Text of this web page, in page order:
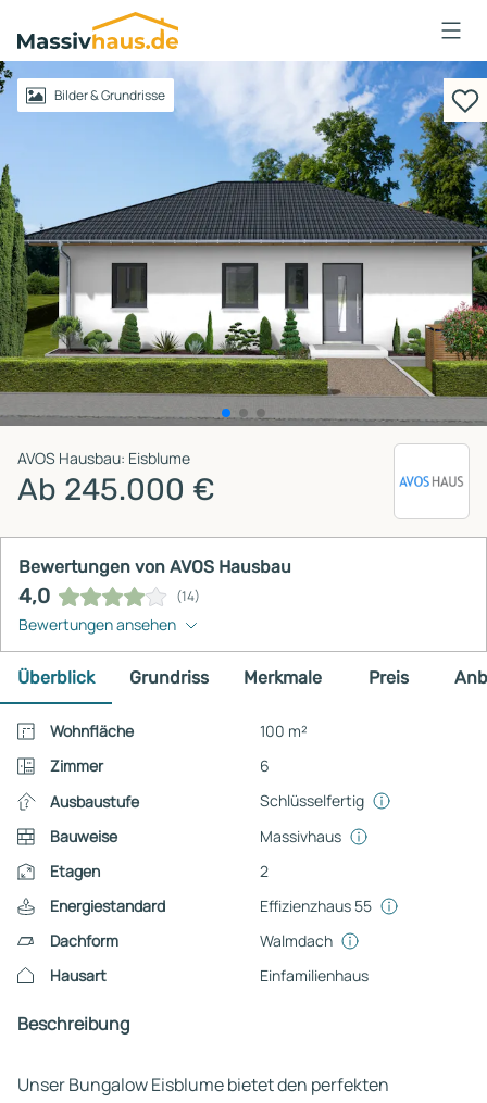
Massivhaus
Logo
AnmeldenBilder & Grundrisse
AVOS Hausbau: Eisblume
Ab 245.000 €
Bewertungen von AVOS Hausbau
4,0 (14)
Bewertungen ansehen
Überblick Grundriss Merkmale Preis
Wohnfläche
100 m²
Zimmer
6
Ausbaustufe
Schlüsselfertig
Bauweise
Massivhaus
Etagen
2
Energiestandard
Effizienzhaus 55
Dachform
Walmdach
Hausart
Einfamilienhaus
Beschreibung
Unser Bungalow Eisblume bietet den perfekten